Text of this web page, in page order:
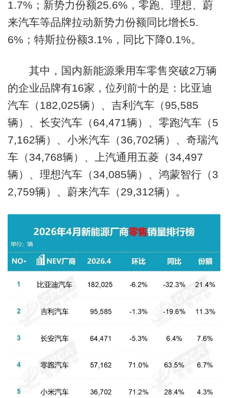
1.7%；新势力份额25.6%，零跑、理想、蔚
来汽车等品牌拉动新势力份额同比增长5.
6%；特斯拉份额3.1%，同比下降0.1%。
其中，国内新能源乘用车零售突破2万辆
的企业品牌有16家，位列前十的是：比亚迪
汽车（182,025辆）、吉利汽车（95,585
辆）、长安汽车（64,471辆）、零跑汽车（5
7,162辆）、小米汽车（36,702辆）、奇瑞汽
车（34,768辆）、上汽通用五菱（34,497
辆）、理想汽车（34,085辆）、鸿蒙智行（3
2,759辆）、蔚来汽车（29,312辆）。